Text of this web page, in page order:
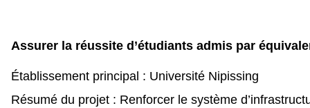
Assurer la réussite d’étudiants admis par
Établissement principal : Université Nipissing
Résumé du projet : Renforcer le système